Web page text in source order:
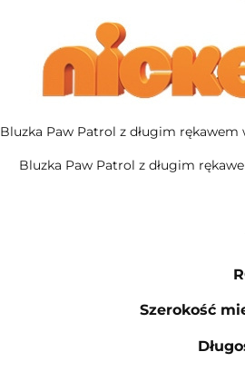
Bluzka Paw Patrol z długim
Bluzka Paw Patrol z długim
Szerokość